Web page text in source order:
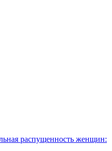
распущенность женщин: